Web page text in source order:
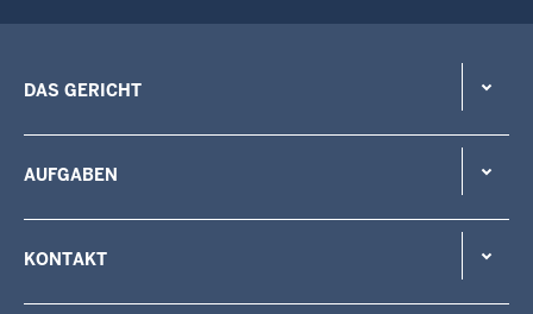
DAS GERICHT
AUFGABEN
KONTAKT